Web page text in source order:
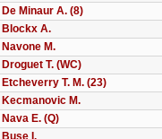
De Minaur A. (8)
Blockx A.
Navone M.
Droguet T. (WC)
Etcheverry T. M. (23)
Kecmanovic M.
Nava E. (Q)
Buse I.